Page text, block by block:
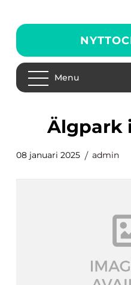
Menu
08 januari 2025 admin